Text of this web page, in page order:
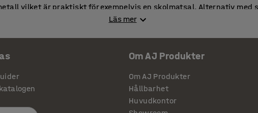
vilket är praktiskt för exempelvis en skolmatsal. Alternativ med
att torka av och hålla rena.
om är klappstolar och ett fällbord det rätta alternativet. De passar
och konferens. Personal kan snabbt och enkelt ställa fram,
I hopfällt läge är möblerna lätta att transportera på en
kan därför ställas undan och ta minimalt med plats.
Läs mer
Om AJ Produkter
Om AJ Produkter
Hållbarhet
Huvudkontor